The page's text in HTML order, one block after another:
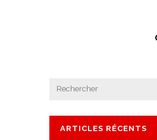
ARTICLES RÉCENTS